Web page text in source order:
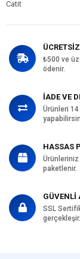
Catit
₺500 ve
ödenir.
İADE VE
Ürünleri
HASSAS
paketlenir.
GÜVENLİ
SSL
gerçekleşir.